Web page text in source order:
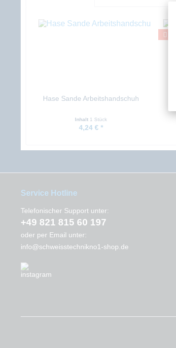
Hase Sande Arbeitshandschuh
Inhalt 1 Stück
4,24 € *
Service Hotline
Telefonischer Support unter:
+49 821 815 60 197
oder per Email unter:
info@schweisstechnikno1-shop.de